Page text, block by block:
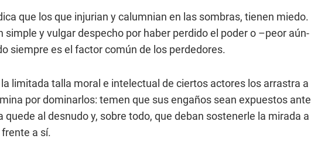
que los que injurian y calumnian en las sombras, tienen miedo.
y vulgar despecho por haber perdido el poder o –peor aún-
siempre es el factor común de los perdedores.
limitada talla moral e intelectual de ciertos actores los arrastra a
por dominarlos: temen que sus engaños sean expuestos ante
al desnudo y, sobre todo, que deban sostenerle la mirada a
a sí.